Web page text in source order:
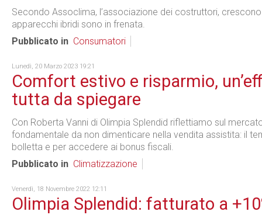
Secondo Assoclima, l’associazione dei costruttori,
apparecchi ibridi sono in frenata.
Pubblicato in Consumatori
Lunedì, 20 Marzo 2023 19:21
Comfort estivo e risparmio,
tutta da spiegare
Con Roberta Vanni di Olimpia Splendid riflettiamo sul
fondamentale da non dimenticare nella vendita assistita: il
bolletta e per accedere ai bonus fiscali.
Pubblicato in Climatizzazione
Venerdì, 18 Novembre 2022 12:11
Olimpia Splendid: fatturato a